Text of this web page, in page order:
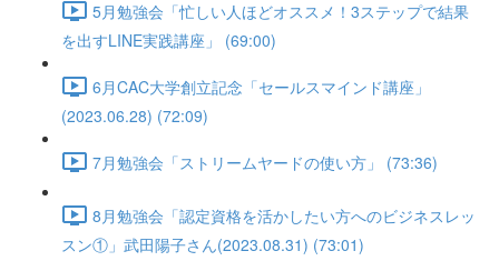
5月勉強会「忙しい人ほどオススメ！3ステップで結果
を出すLINE実践講座」 (69:00)
6月CAC大学創立記念「セールスマインド講座」
(2023.06.28) (72:09)
7月勉強会「ストリームヤードの使い方」 (73:36)
8月勉強会「認定資格を活かしたい方へのビジネスレッ
スン①」武田陽子さん(2023.08.31) (73:01)